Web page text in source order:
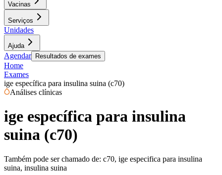
Vacinas
Serviços
Unidades
Ajuda
Agendar Resultados de exames
Home
Exames
ige específica para insulina suina (c70)
Análises clínicas
ige específica para insulina
suina (c70)
Também pode ser chamado de: c70, ige especifica para insulina
suina, insulina suina